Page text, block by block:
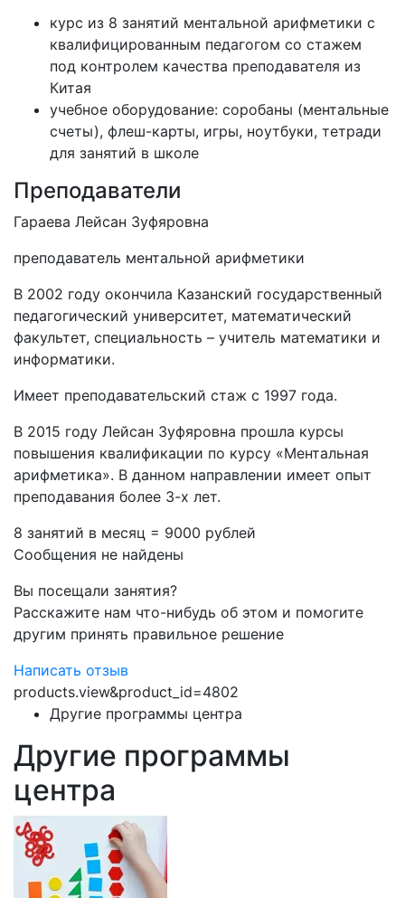
курс из 8 занятий ментальной арифметики с
квалифицированным педагогом со стажем
под контролем качества преподавателя из
Китая
учебное оборудование: соробаны (ментальные
счеты), флеш-карты, игры, ноутбуки, тетради
для занятий в школе
Преподаватели
Гараева Лейсан Зуфяровна
преподаватель ментальной арифметики
В 2002 году окончила Казанский государственный
педагогический университет, математический
факультет, специальность – учитель математики и
информатики.
Имеет преподавательский стаж с 1997 года.
В 2015 году Лейсан Зуфяровна прошла курсы
повышения квалификации по курсу «Ментальная
арифметика». В данном направлении имеет опыт
преподавания более 3-х лет.
8 занятий в месяц = 9000 рублей
Сообщения не найдены
Вы посещали занятия?
Расскажите нам что-нибудь об этом и помогите
другим принять правильное решение
Написать отзыв
products.view&product_id=4802
Другие программы центра
Другие программы
центра